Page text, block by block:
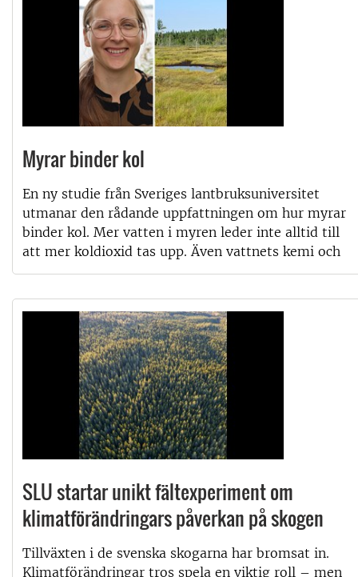
Myrar binder kol
En ny studie från Sveriges lantbruksuniversitet
utmanar den rådande uppfattningen om hur myrar
binder kol. Mer vatten i myren leder inte alltid till
att mer koldioxid tas upp. Även vattnets kemi och
SLU startar unikt fältexperiment om
klimatförändringars påverkan på skogen
Tillväxten i de svenska skogarna har bromsat in.
Klimatförändringar tros spela en viktig roll – men